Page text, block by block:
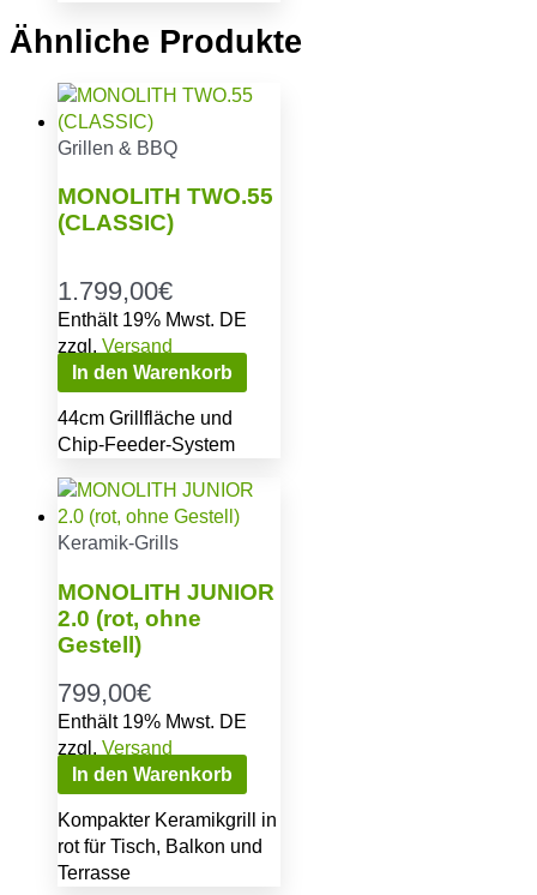
Ähnliche Produkte
Grillen & BBQ
MONOLITH TWO.55
(CLASSIC)
1.799,00€
Enthält 19% Mwst. DE
zzgl. Versand
In den Warenkorb
44cm Grillfläche und
Chip-Feeder-System
Keramik-Grills
MONOLITH JUNIOR
2.0 (rot, ohne
Gestell)
799,00€
Enthält 19% Mwst. DE
zzgl. Versand
In den Warenkorb
Kompakter Keramikgrill in
rot für Tisch, Balkon und
Terrasse